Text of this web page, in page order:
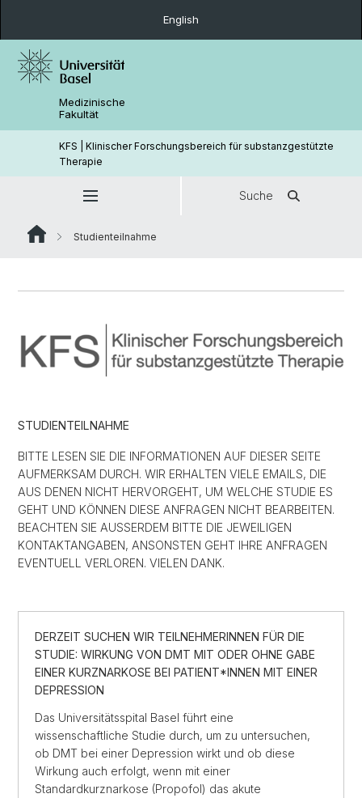
English
Medizinische
Fakultät
KFS | Klinischer Forschungsbereich für substanzgestützte
Therapie
Suche
Studienteilnahme
STUDIENTEILNAHME
BITTE LESEN SIE DIE INFORMATIONEN AUF DIESER SEITE
AUFMERKSAM DURCH. WIR ERHALTEN VIELE EMAILS, DIE
AUS DENEN NICHT HERVORGEHT, UM WELCHE STUDIE ES
GEHT UND KÖNNEN DIESE ANFRAGEN NICHT BEARBEITEN.
BEACHTEN SIE AUSSERDEM BITTE DIE JEWEILIGEN
KONTAKTANGABEN, ANSONSTEN GEHT IHRE ANFRAGEN
EVENTUELL VERLOREN. VIELEN DANK.
DERZEIT SUCHEN WIR TEILNEHMERINNEN FÜR DIE
STUDIE: WIRKUNG VON DMT MIT ODER OHNE GABE
EINER KURZNARKOSE BEI PATIENT*INNEN MIT EINER
DEPRESSION
Das Universitätsspital Basel führt eine
wissenschaftliche Studie durch, um zu untersuchen,
ob DMT bei einer Depression wirkt und ob diese
Wirkung auch erfolgt, wenn mit einer
Standardkurznarkose (Propofol) das akute